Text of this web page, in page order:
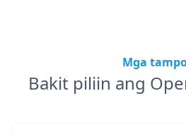
Mga
Bakit piliin ang